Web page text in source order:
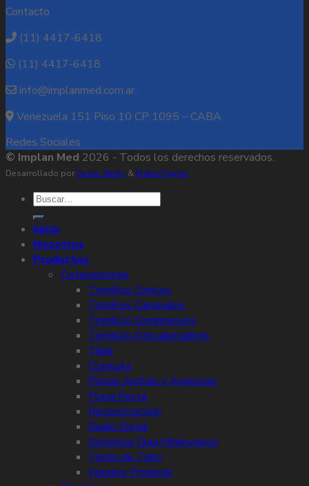
Contacto
(11) 4417-6418
(11) 4417-6418
info@implanmed.com.ar
Venezuela 151 Piso 10 CP 1095 – CABA
Redes Sociales
© Implan Med 2026 - Todos los derechos reservados.
Desarrollado por Genio Webs & Makta Digital
Buscar
por:
Inicio
Nosotros
Productos
Osteosintesis
Tornillos Conicos
Tornillos Canulados
Tornillos Compresivos
Tornillos Descabezables
Tibia
Clavicula
Placas Anchas y Angostas
Placa Recta
Reconstrucción
Radio Distal
Detensor Guia Miniinvasivo
Tercio de Tubo
Humero Proximal